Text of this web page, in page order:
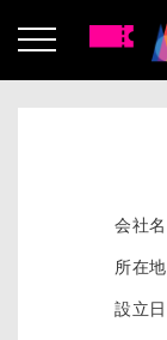
会社名
所在地
設立日